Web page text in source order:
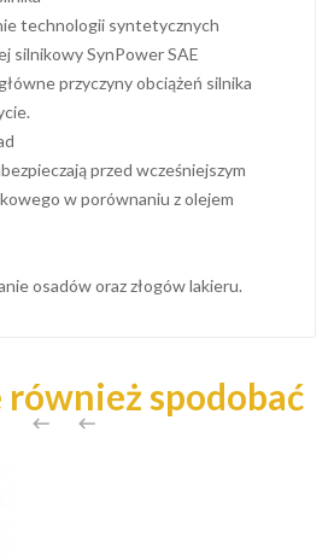
technologii syntetycznych
silnikowy SynPower SAE
przyczyny obciążeń silnika
przed wcześniejszym
w porównaniu z olejem
osadów oraz złogów lakieru.
również spodobać
 